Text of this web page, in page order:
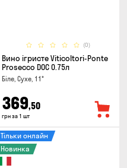
(0)
Вино ігристе Viticoltori-Ponte
Prosecco DOC 0.75л
Біле, Сухе, 11°
369,50
грн за 1 шт
Тільки онлайн
Новинка